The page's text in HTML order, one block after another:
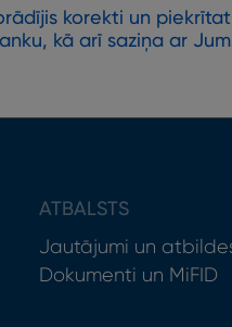
korekti un
kā arī saziņa ar
ATBALSTS
Jautājumi un
Dokumenti un MiFID